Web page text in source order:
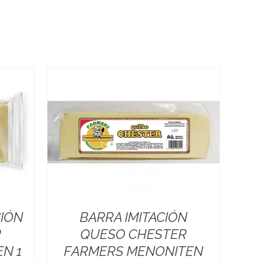
1
BARRA IMITACIÓN
QUESO CHESTER
FARMERS MENONITEN